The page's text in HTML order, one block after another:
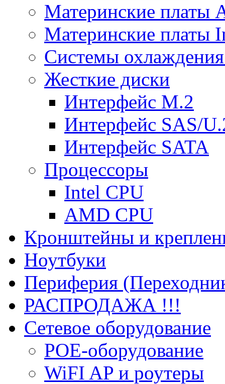
Материнские платы
Материнские платы
Системы
Жесткие диски
Интерфейс M.2
Интерфейс SAS/
Интерфейс SATA
Процессоры
Intel CPU
AMD CPU
Кронштейны и
Ноутбуки
Периферия
РАСПРОДАЖА !!!
Сетевое оборудование
POE-оборудование
WiFI AP и роутеры